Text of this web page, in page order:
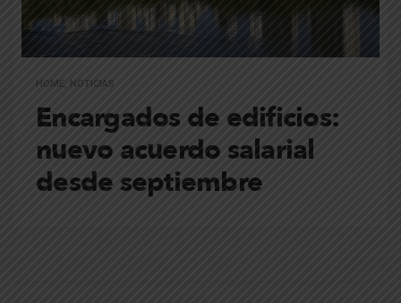
HOME NOTICIAS
Encargados de edificios:
nuevo acuerdo salarial
desde septiembre